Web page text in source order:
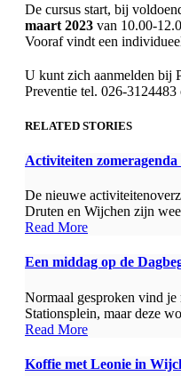
De cursus start, bij
maart 2023 van 10.00-
Vooraf vindt een
U kunt zich aanmelden bij
Preventie tel. 026-3124483
RELATED STORIES
Activiteiten
De nieuwe
Druten en Wijchen zijn
Read More
Een middag op de
Normaal gesproken vind
Stationsplein, maar deze
Read More
Koffie met Leonie in